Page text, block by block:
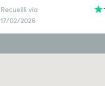
Recueilli via
17/02/2026